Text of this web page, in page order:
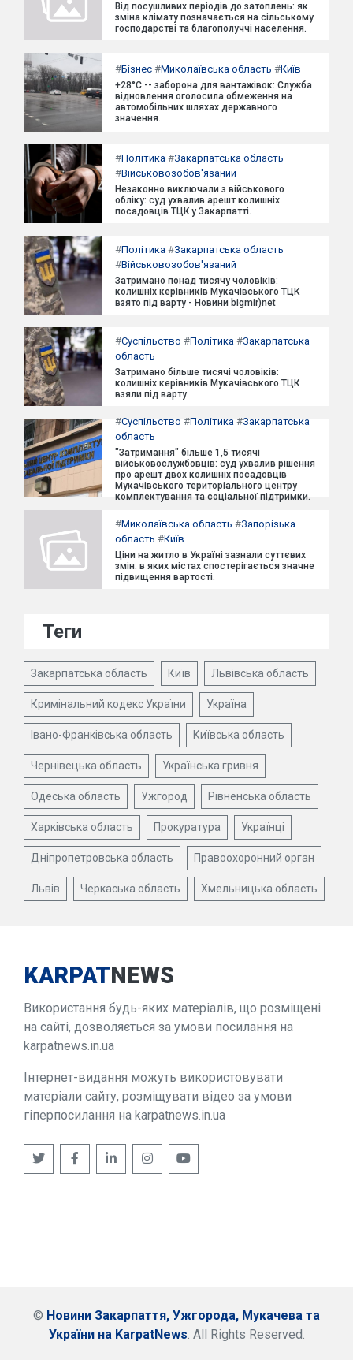
Від посушливих періодів до затоплень: як
зміна клімату позначається на сільському
господарстві та благополуччі населення.
#Бізнес #Миколаївська область #Київ
+28°C -- заборона для вантажівок: Служба
відновлення оголосила обмеження на
автомобільних шляхах державного
значення.
#Політика #Закарпатська область
#Військовозобов'язаний
Незаконно виключали з військового
обліку: суд ухвалив арешт колишніх
посадовців ТЦК у Закарпатті.
#Політика #Закарпатська область
#Військовозобов'язаний
Затримано понад тисячу чоловіків:
колишніх керівників Мукачівського ТЦК
взято під варту - Новини bigmir)net
#Суспільство #Політика #Закарпатська
область
Затримано більше тисячі чоловіків:
колишніх керівників Мукачівського ТЦК
взяли під варту.
#Суспільство #Політика #Закарпатська
область
"Затримання" більше 1,5 тисячі
військовослужбовців: суд ухвалив рішення
про арешт двох колишніх посадовців
Мукачівського територіального центру
комплектування та соціальної підтримки.
#Миколаївська область #Запорізька
область #Київ
Ціни на житло в Україні зазнали суттєвих
змін: в яких містах спостерігається значне
підвищення вартості.
Теги
Закарпатська область Київ Львівська область
Кримінальний кодекс України Україна
Івано-Франківська область Київська область
Чернівецька область Українська гривня
Одеська область Ужгород Рівненська область
Харківська область Прокуратура Українці
Дніпропетровська область Правоохоронний орган
Львів Черкаська область Хмельницька область
KARPATNEWS
Використання будь-яких матеріалів, що розміщені
на сайті, дозволяється за умови посилання на
karpatnews.in.ua
Інтернет-видання можуть використовувати
матеріали сайту, розміщувати відео за умови
гіперпосилання на karpatnews.in.ua
© Новини Закарпаття, Ужгорода, Мукачева та
України на KarpatNews. All Rights Reserved.